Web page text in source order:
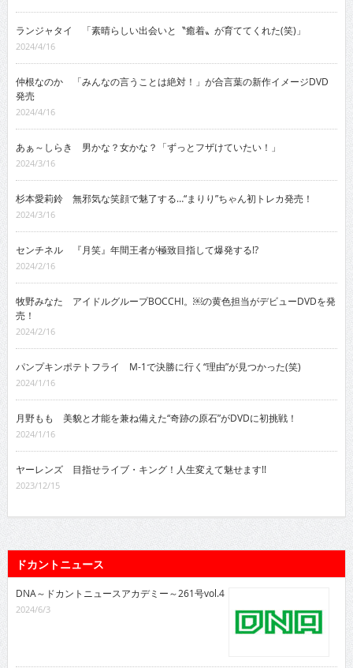
ランジャタイ 「素晴らしい出会いと〝癒着〟が育ててくれた(笑)」
2024/4/16
仲根なのか 「みんなの言うことは絶対！」が合言葉の新作イメージDVD
発売
2024/4/16
あぁ～しらき 男かな？女かな？「ずっとフザけていたい！」
2024/3/16
杉本愛莉鈴 無邪気な笑顔で魅了する…“まりり”ちゃん初トレカ発売！
2024/3/16
センチネル 『月笑』年間王者が極致目指して爆発する!?
2024/2/16
牧野みなた アイドルグループBOCCHI。￼の黄色担当がデビューDVDを発
売！
2024/2/16
パンプキンポテトフライ M-1で決勝に行く“理由”が見つかった(笑)
2024/1/16
月野もも 美貌と才能を兼ね備えた“奇跡の原石”がDVDに初挑戦！
2024/1/16
ヤーレンズ 目指せライブ・キング！人生変えて魅せます!!
2023/12/15
ドカントニュース
DNA～ドカントニュースアカデミー～261号vol.4
2024/6/3